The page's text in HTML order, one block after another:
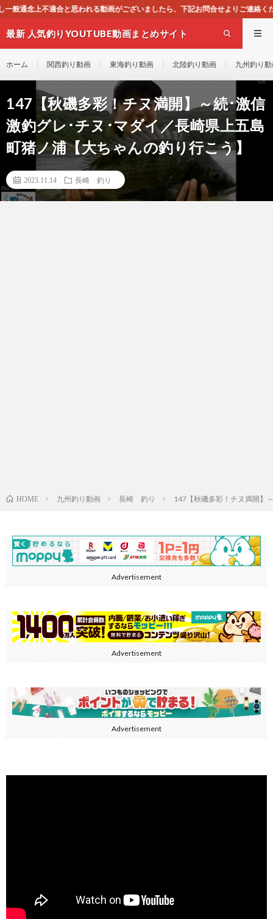
ございましたら、下記お問合せよりご連絡ください。即刻対処させて頂きま
最新 人気釣りYOUTUBE動画まとめサイト
ホーム 関西釣り動画 東海釣り動画 北陸釣り動画 九州釣り
147【秋磯多彩！チヌ満開】～続･激信
激釣グレ･チヌ･マダイ／長崎県上五島
町猪ノ浦【大ちゃんの釣り行こう】
2023.11.14 長崎 釣り
HOME 九州釣り動画 長崎 釣り 147【秋磯多彩！チヌ満開】
Advertisement
Advertisement
Advertisement